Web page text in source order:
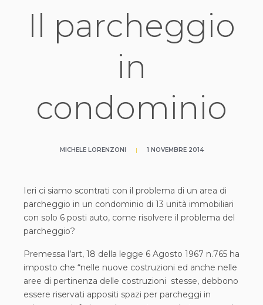
Il parcheggio
in
condominio
MICHELE LORENZONI | 1 NOVEMBRE 2014
Ieri ci siamo scontrati con il problema di un area di
parcheggio in un condominio di 13 unità immobiliari
con solo 6 posti auto, come risolvere il problema del
parcheggio?
Premessa l’art, 18 della legge 6 Agosto 1967 n.765 ha
imposto che “nelle nuove costruzioni ed anche nelle
aree di pertinenza delle costruzioni stesse, debbono
essere riservati appositi spazi per parcheggi in